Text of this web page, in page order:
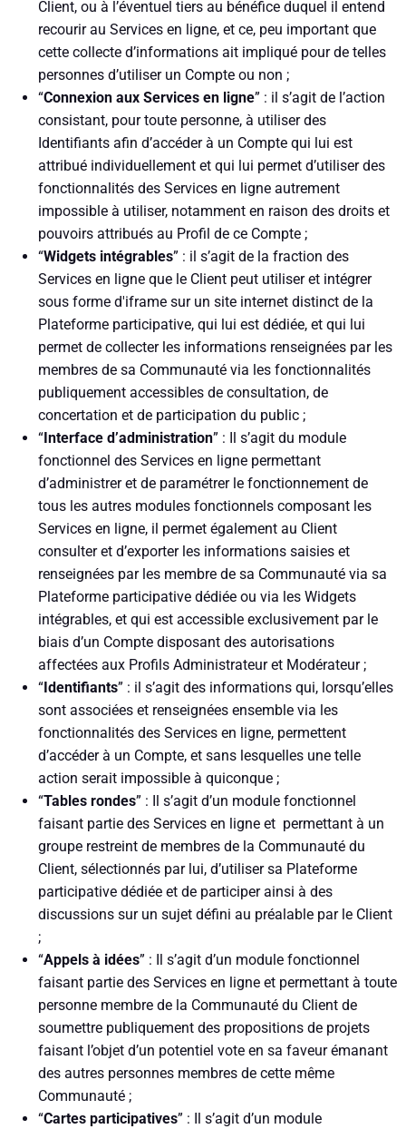
Client, ou à l’éventuel tiers au bénéfice duquel il entend
recourir au Services en ligne, et ce, peu important que
cette collecte d’informations ait impliqué pour de telles
personnes d’utiliser un Compte ou non ;
“Connexion aux Services en ligne” : il s’agit de l’action
consistant, pour toute personne, à utiliser des
Identifiants afin d’accéder à un Compte qui lui est
attribué individuellement et qui lui permet d’utiliser des
fonctionnalités des Services en ligne autrement
impossible à utiliser, notamment en raison des droits et
pouvoirs attribués au Profil de ce Compte ;
“Widgets intégrables” : il s’agit de la fraction des
Services en ligne que le Client peut utiliser et intégrer
sous forme d'iframe sur un site internet distinct de la
Plateforme participative, qui lui est dédiée, et qui lui
permet de collecter les informations renseignées par les
membres de sa Communauté via les fonctionnalités
publiquement accessibles de consultation, de
concertation et de participation du public ;
“ Interface d’administration” : Il s’agit du module
fonctionnel des Services en ligne permettant
d’administrer et de paramétrer le fonctionnement de
tous les autres modules fonctionnels composant les
Services en ligne, il permet également au Client
consulter et d’exporter les informations saisies et
renseignées par les membre de sa Communauté via sa
Plateforme participative dédiée ou via les Widgets
intégrables, et qui est accessible exclusivement par le
biais d’un Compte disposant des autorisations
affectées aux Profils Administrateur et Modérateur ;
“ Identifiants” : il s’agit des informations qui, lorsqu’elles
sont associées et renseignées ensemble via les
fonctionnalités des Services en ligne, permettent
d’accéder à un Compte, et sans lesquelles une telle
action serait impossible à quiconque ;
“Tables rondes” : Il s’agit d’un module fonctionnel
faisant partie des Services en ligne et permettant à un
groupe restreint de membres de la Communauté du
Client, sélectionnés par lui, d’utiliser sa Plateforme
participative dédiée et de participer ainsi à des
discussions sur un sujet défini au préalable par le Client
;
“Appels à idées” : Il s’agit d’un module fonctionnel
faisant partie des Services en ligne et permettant à toute
personne membre de la Communauté du Client de
soumettre publiquement des propositions de projets
faisant l’objet d’un potentiel vote en sa faveur émanant
des autres personnes membres de cette même
Communauté ;
“Cartes participatives” : Il s’agit d’un module